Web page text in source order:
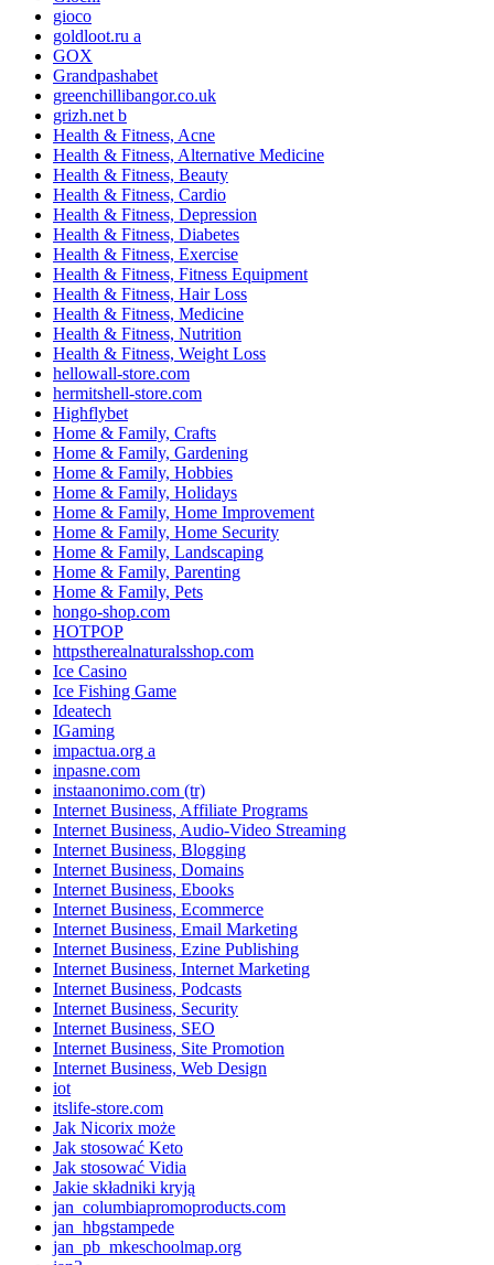
gioco
goldloot.ru a
GOX
Grandpashabet
greenchillibangor.co.uk
grizh.net b
Health & Fitness, Acne
Health & Fitness, Alternative Medicine
Health & Fitness, Beauty
Health & Fitness, Cardio
Health & Fitness, Depression
Health & Fitness, Diabetes
Health & Fitness, Exercise
Health & Fitness, Fitness Equipment
Health & Fitness, Hair Loss
Health & Fitness, Medicine
Health & Fitness, Nutrition
Health & Fitness, Weight Loss
hellowall-store.com
hermitshell-store.com
Highflybet
Home & Family, Crafts
Home & Family, Gardening
Home & Family, Hobbies
Home & Family, Holidays
Home & Family, Home Improvement
Home & Family, Home Security
Home & Family, Landscaping
Home & Family, Parenting
Home & Family, Pets
hongo-shop.com
HOTPOP
httpstherealnaturalsshop.com
Ice Casino
Ice Fishing Game
Ideatech
IGaming
impactua.org a
inpasne.com
instaanonimo.com (tr)
Internet Business, Affiliate Programs
Internet Business, Audio-Video Streaming
Internet Business, Blogging
Internet Business, Domains
Internet Business, Ebooks
Internet Business, Ecommerce
Internet Business, Email Marketing
Internet Business, Ezine Publishing
Internet Business, Internet Marketing
Internet Business, Podcasts
Internet Business, Security
Internet Business, SEO
Internet Business, Site Promotion
Internet Business, Web Design
iot
itslife-store.com
Jak Nicorix może
Jak stosować Keto
Jak stosować Vidia
Jakie składniki kryją
jan_columbiapromoproducts.com
jan_hbgstampede
jan_pb_mkeschoolmap.org